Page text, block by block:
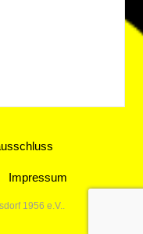
Impressum
1956 e.V..